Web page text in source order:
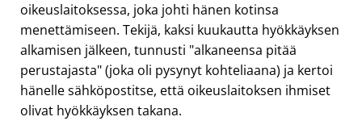
oikeuslaitoksessa, joka johti hänen kotinsa
menettämiseen. Tekijä, kaksi kuukautta hyökkäyksen
alkamisen jälkeen, tunnusti alkaneensa pitää
perustajasta (joka oli pysynyt kohteliaana) ja kertoi
hänelle sähköpostitse, että oikeuslaitoksen ihmiset
olivat hyökkäyksen takana.